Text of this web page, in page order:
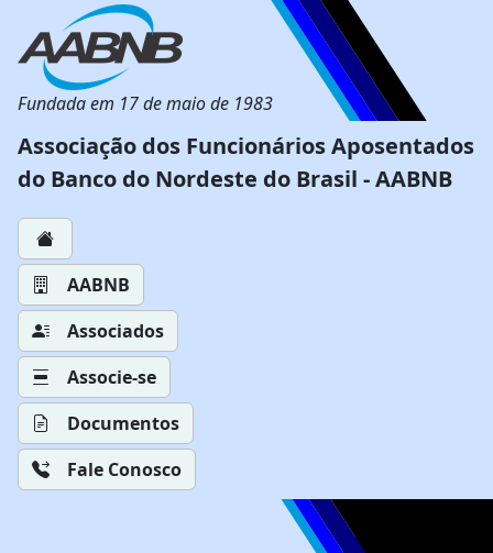
Fundada em 17 de maio de 1983
Associação dos Funcionários Aposentados
do Banco do Nordeste do Brasil - AABNB
AABNB
Associados
Associe-se
Documentos
Fale Conosco